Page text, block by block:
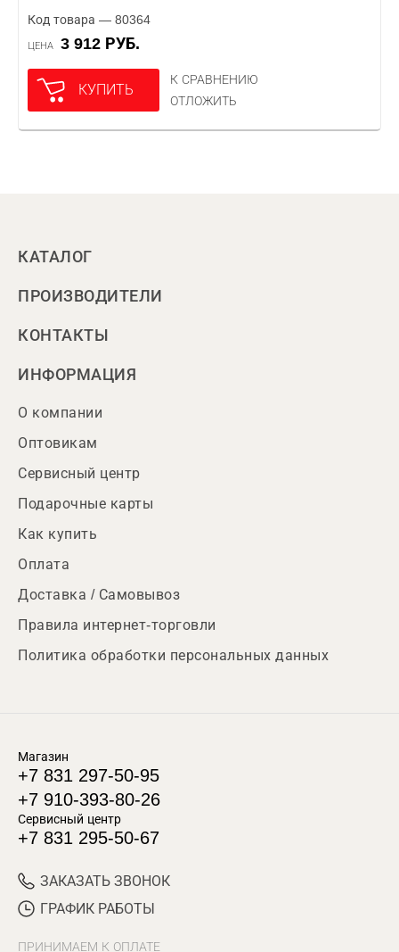
Код товара — 80364
ЦЕНА 3 912 РУБ.
КУПИТЬ
К СРАВНЕНИЮ
ОТЛОЖИТЬ
КАТАЛОГ
ПРОИЗВОДИТЕЛИ
КОНТАКТЫ
ИНФОРМАЦИЯ
О компании
Оптовикам
Сервисный центр
Подарочные карты
Как купить
Оплата
Доставка / Самовывоз
Правила интернет-торговли
Политика обработки персональных данных
Магазин
+7 831 297-50-95
+7 910-393-80-26
Сервисный центр
+7 831 295-50-67
ЗАКАЗАТЬ ЗВОНОК
ГРАФИК РАБОТЫ
ПРИНИМАЕМ К ОПЛАТЕ